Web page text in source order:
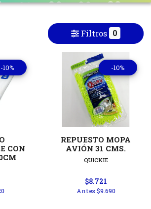
Filtros 0
-10%
CON
-10%
REPUESTO MOPA
AVIÓN 31 CMS.
QUICKIE
$8.721
Antes$9.690